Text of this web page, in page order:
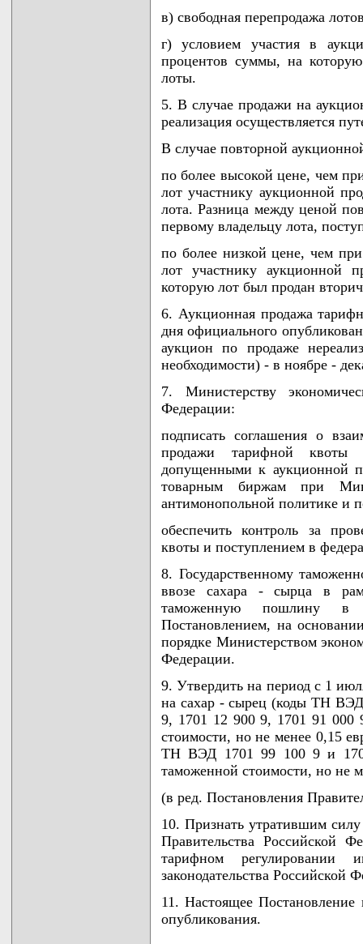
в) свободная перепродажа
г) условием участия в
процентов суммы, на
лоты.
5. В случае продажи на
реализация осуществляется
В случае повторной
по более высокой цене, чем
лот участнику аукционной
лота. Разница между ценой
первому владельцу лота,
по более низкой цене, чем
лот участнику аукционной
которую лот был продан
6. Аукционная продажа
дня официального
аукцион по продаже
необходимости) - в ноябре -
7. Министерству
Федерации:
подписать соглашения о
продажи тарифной квоты
допущенными к аукционной
товарным биржам при
антимонопольной политике и
обеспечить контроль за
квоты и поступлением в
8. Государственному
ввозе сахара - сырца в
таможенную пошлину в
Постановлением, на
порядке Министерством
Федерации.
9. Утвердить на период с 1
на сахар - сырец (коды ТН
9, 1701 12 900 9, 1701 91 000
стоимости, но не менее 0,15
ТН ВЭД 1701 99 100 9 и
таможенной стоимости, но не
(в ред. Постановления
10. Признать утратившим
Правительства
тарифном
законодательства Российской
11. Настоящее Постановление
опубликования.